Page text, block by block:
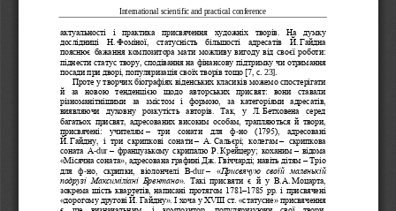
International scientific and practical conference
актуальності  і  практика  присвячення  художніх  творів.  На  думку
дослідниці  Н. Фоміної,  статусність  більшості  адресатів  Й. Гайдна
пояснює бажання композитора мати можливу  вигоду від своєї роботи:
піднести статус твору, сподівання на фінансову підтримку чи отримання
посади при дворі, популяризація своїх творів тощо [7, с. 23].
Проте у творчих біографіях віденських класиків можемо спостерігати
й  за  новою  тенденцією  щодо  авторських  присвят:  вони  ставали
різноманітнішими  за  змістом  і  формою,  за  категоріями  адресатів,
виявляючи  духовну  розкутість  авторів.  Так,  у  Л. Бетховена  серед
багатьох  присвят,  адресованих  високим  особам,  трапляються  й  твори,
присвячені:  учителям – три  сонати  для  ф-но  (1795),  адресовані
Й. Гайдну,  і  три  скрипкові  сонати – А. Сальєрі;  колегам – скрипкова
соната  A-dur – французькому  скрипалю  Р. Крейцеру;  коханим – відома
«Місячна соната», адресована графині Дж. Гвіччарді; навіть дітям –Тріо
для  ф-но,  скрипки,  віолончелі  B-dur – «Присвячую  своїй  маленькій
подрузі  Максиміліані  Брентано».  Такі  присвяти  є  й  у  В.А. Моцарта,
зокрема шість квартетів, написані протягом 1781–1785 рр. і присвячені
«дорогому другові Й. Гайдну». І хоча у XVIII ст. «статусне»присвячення